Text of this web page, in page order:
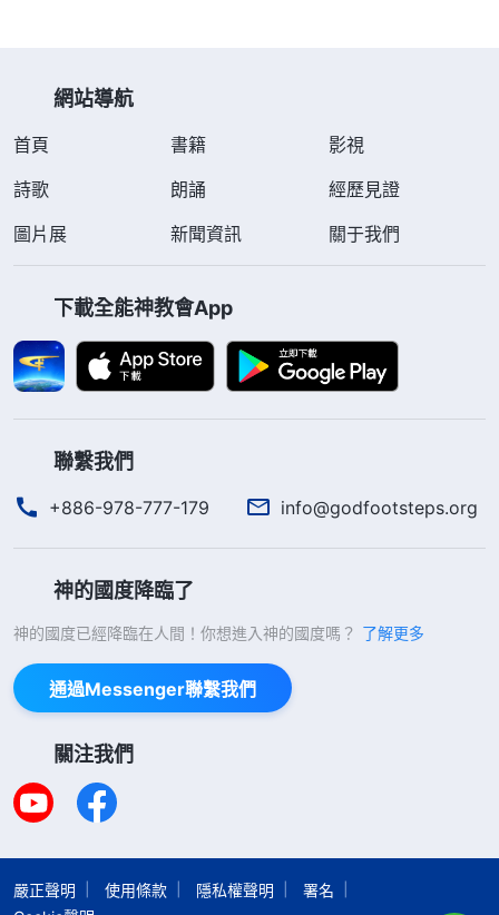
網站導航
首頁 書籍
影視
詩歌
朗誦
經歷見證
圖片展
新聞資訊 關于我們
下載全能神教會App
聯繫我們
+886-978-777-179 info@godfootsteps.org
神的國度降臨了
神的國度已經降臨在人間！你想進入神的國度嗎？ 了解更多
通過Messenger聯繫我們
關注我們
嚴正聲明 使用條款 隱私權聲明
署名